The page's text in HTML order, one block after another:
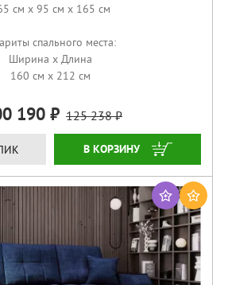
см x 95 см x 165 см
спального места:
Ширина x Длина
160 см x 212 см
190 125 238
ЗАКАЗАТЬ